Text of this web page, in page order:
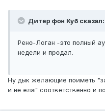
Дитер фон Куб сказал:
Рено-Логан -это полный
недели и продал.
Ну дык желающие поиметь
и не ела" соответственно и